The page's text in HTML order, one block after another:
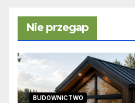
Nie przegap
BUDOWNICTWO